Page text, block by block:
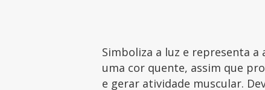
Simboliza a luz e representa
uma cor quente, assim que
e gerar atividade muscular.